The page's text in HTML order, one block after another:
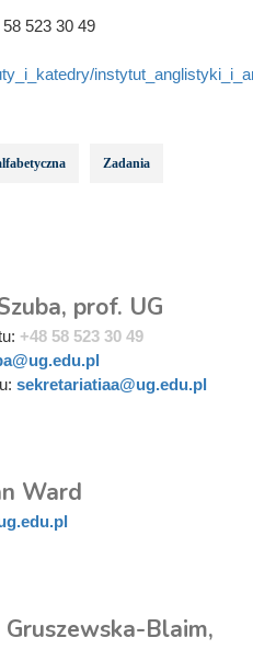
523 30 49
Zadania
prof. UG
+48 58 523 30 49
sekretariatiaa@ug.edu.pl
Ward
Blaim,